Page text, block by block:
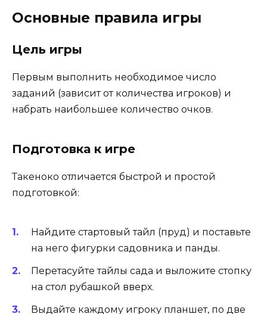
Основные правила игры
Цель игры
Первым выполнить необходимое число
заданий (зависит от количества игроков) и
набрать наибольшее количество очков.
Подготовка к игре
Такеноко отличается быстрой и простой
подготовкой:
Найдите стартовый тайл (пруд) и поставьте
на него фигурки садовника и панды.
Перетасуйте тайлы сада и выложите стопку
на стол рубашкой вверх.
Выдайте каждому игроку планшет, по две